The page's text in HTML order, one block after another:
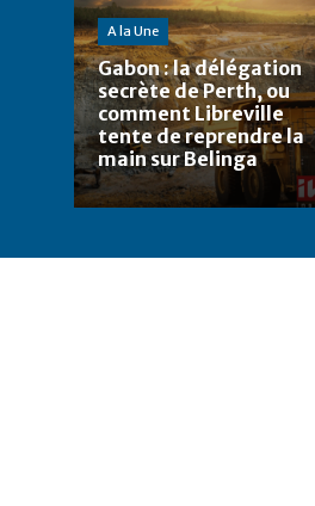
A la Une
Gabon : la délégation
secrète de Perth, ou
comment Libreville
tente de reprendre la
main sur Belinga